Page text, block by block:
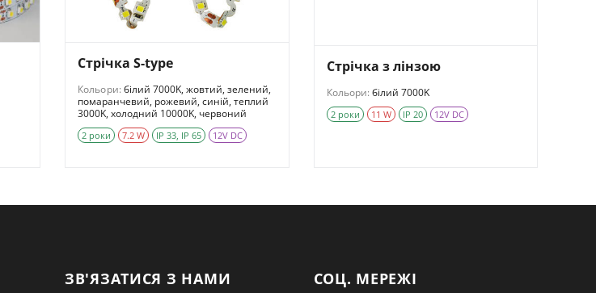
Стрічка S-type
Кольори: білий 7000K, жовтий, зелений,
помаранчевий, рожевий, синій, теплий
3000K, холодний 10000K, червоний
2 роки 7.2 W IP 33, IP 65 12V DC
Стрічка з лінзою
Кольори: білий 7000K
2 роки 11 W IP 20 12V DC
ЗВ'ЯЗАТИСЯ З НАМИ СОЦ. МЕРЕЖІ